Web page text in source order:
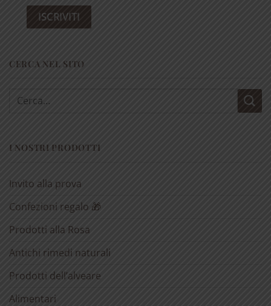
CERCA NEL SITO
Cerca:
I NOSTRI PRODOTTI
Invito alla prova
Confezioni regalo 🎁
Prodotti alla Rosa
Antichi rimedi naturali
Prodotti dell’alveare
Alimentari